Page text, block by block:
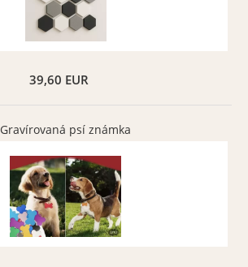
39,60 EUR
Gravírovaná psí známka